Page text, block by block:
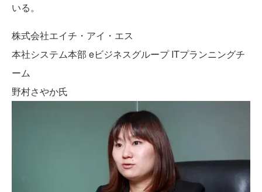
いる。
株式会社エイチ・アイ・エス
本社システム本部 eビジネスグループ ITプランニングチ
ーム
野村さやか氏